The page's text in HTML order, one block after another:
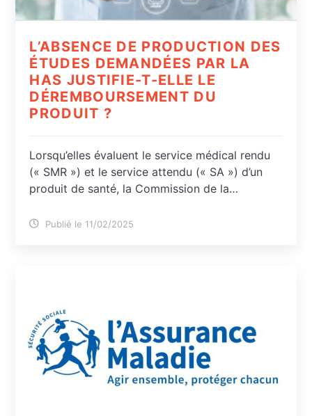
L’ABSENCE DE PRODUCTION DES
ÉTUDES DEMANDÉES PAR LA
HAS JUSTIFIE-T-ELLE LE
DÉREMBOURSEMENT DU
PRODUIT ?
Lorsqu’elles évaluent le service médical rendu
(« SMR ») et le service attendu (« SA ») d’un
produit de santé, la Commission de la…
Publié le 11/02/2025